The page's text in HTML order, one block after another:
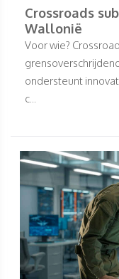
Crossroads
Wallonië
Voor wie?
ondersteunt
c...